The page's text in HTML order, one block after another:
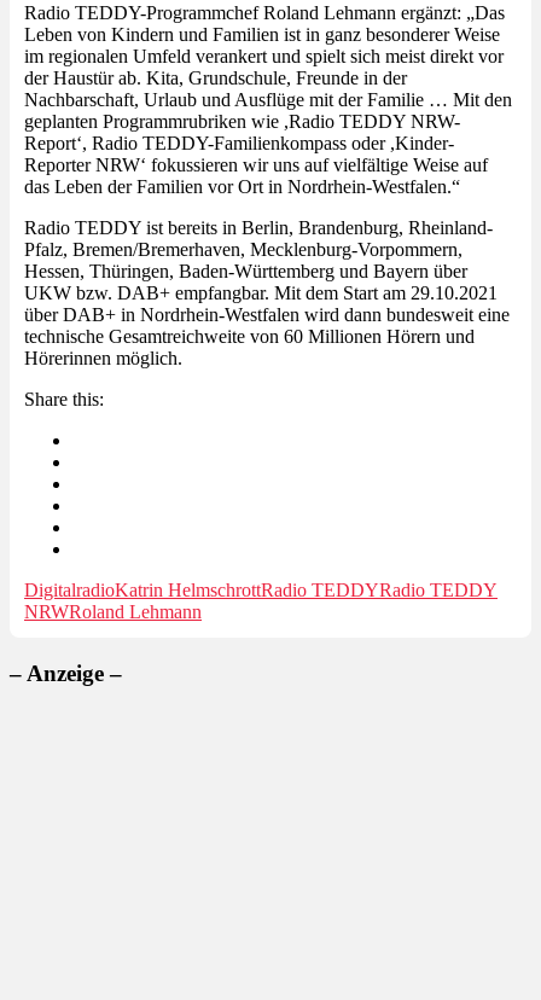
Radio TEDDY-Programmchef Roland Lehmann ergänzt: „Das
Leben von Kindern und Familien ist in ganz besonderer Weise
im regionalen Umfeld verankert und spielt sich meist direkt vor
der Haustür ab. Kita, Grundschule, Freunde in der
Nachbarschaft, Urlaub und Ausflüge mit der Familie … Mit den
geplanten Programmrubriken wie ,Radio TEDDY NRW-
Report‘, Radio TEDDY-Familienkompass oder ,Kinder-
Reporter NRW‘ fokussieren wir uns auf vielfältige Weise auf
das Leben der Familien vor Ort in Nordrhein-Westfalen.“
Radio TEDDY ist bereits in Berlin, Brandenburg, Rheinland-
Pfalz, Bremen/Bremerhaven, Mecklenburg-Vorpommern,
Hessen, Thüringen, Baden-Württemberg und Bayern über
UKW bzw. DAB+ empfangbar. Mit dem Start am 29.10.2021
über DAB+ in Nordrhein-Westfalen wird dann bundesweit eine
technische Gesamtreichweite von 60 Millionen Hörern und
Hörerinnen möglich.
Share this:
DigitalradioKatrin HelmschrottRadio TEDDYRadio TEDDY
NRWRoland Lehmann
– Anzeige –